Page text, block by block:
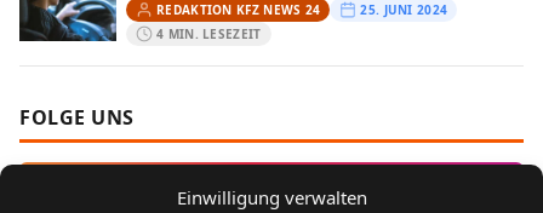
Einwilligung verwalten
REDAKTION KFZ NEWS 24
25. JUNI 2024
4 MIN. LESEZEIT
FOLGE UNS